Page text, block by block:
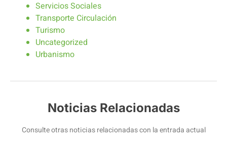
Servicios Sociales
Transporte Circulación
Turismo
Uncategorized
Urbanismo
Noticias Relacionadas
Consulte otras noticias relacionadas con la entrada actual